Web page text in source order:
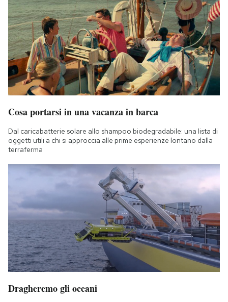
Esci
Cosa portarsi in una vacanza in barca
Dal caricabatterie solare allo shampoo biodegradabile: una lista di
oggetti utili a chi si approccia alle prime esperienze lontano dalla
terraferma
Dragheremo gli oceani